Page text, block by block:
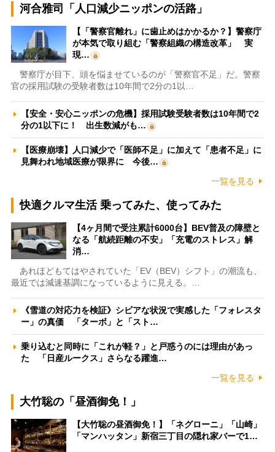
河合雅司「人口減少ニッポンの活路」
【「警察官離れ」に歯止めはかかるか？】警察庁
が本気で取り組む「警察組織の構造改革」 実
現…
警察庁が目下、頭を悩ませているのが「警察官不足」だ。警察
官の採用試験の受験者数は10年間で2分の1以…
【安全・安心ニッポンの危機】採用試験受験者数は10年間で2
分の1以下に！ 出生数減がも…
【医療崩壊】人口減少で「医師不足」に加えて「患者不足」に
見舞われ地域医療が限界に 今後…
一覧を見る
快適クルマ生活 乗ってみた、使ってみた
【4ヶ月間で受注累計6000台】BEV普及の障壁と
なる「航続距離の不安」「充電のストレス」解
消…
あれほどもてはやされていた「EV（BEV）シフト」の潮流も、
最近では減速基調になっているように見える。…
《雪道の対応力を検証》シビアな状況で実感した「フォレスタ
ー」の真価 「ターボ」と「スト…
乗り込むと同時に「これが軽？」と戸惑うのには理由があっ
た 「日産ルークス」さらなる躍進…
一覧を見る
大竹聡の「昼酒御免！」
【大竹聡の昼酒御免！】「ネグローニ」「山崎」
「マンハッタン」新宿三丁目の隠れ家バーで1…